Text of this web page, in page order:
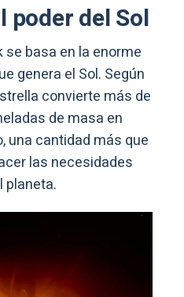
poder del Sol
basa en la enorme
genera el Sol. Según
convierte más de
de masa en
una cantidad más que
las necesidades
planeta.